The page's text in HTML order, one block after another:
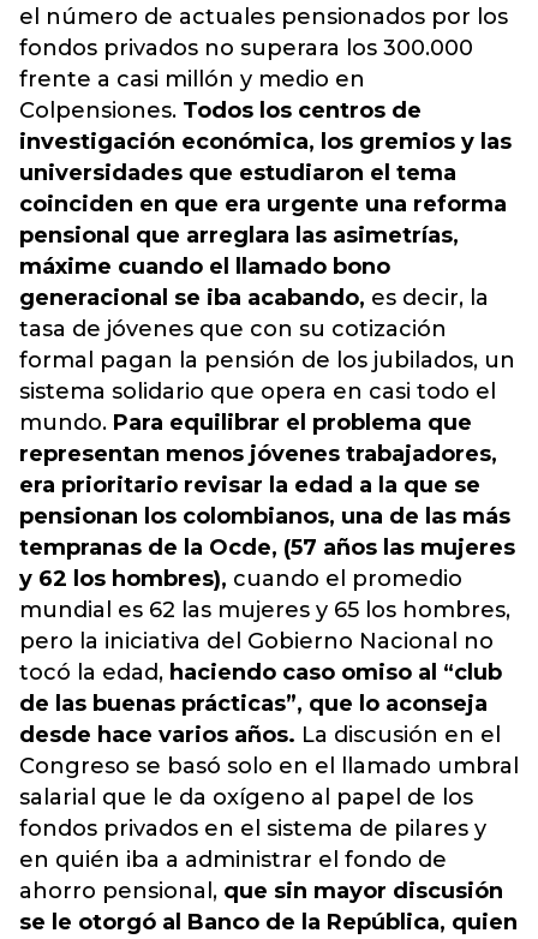
el número de actuales pensionados por los
fondos privados no superara los 300.000
frente a casi millón y medio en
Colpensiones. Todos los centros de
investigación económica, los gremios y las
universidades que estudiaron el tema
coinciden en que era urgente una reforma
pensional que arreglara las asimetrías,
máxime cuando el llamado bono
generacional se iba acabando, es decir, la
tasa de jóvenes que con su cotización
formal pagan la pensión de los jubilados, un
sistema solidario que opera en casi todo el
mundo. Para equilibrar el problema que
representan menos jóvenes trabajadores,
era prioritario revisar la edad a la que se
pensionan los colombianos, una de las más
tempranas de la Ocde, (57 años las mujeres
y 62 los hombres), cuando el promedio
mundial es 62 las mujeres y 65 los hombres,
pero la iniciativa del Gobierno Nacional no
tocó la edad, haciendo caso omiso al “club
de las buenas prácticas”, que lo aconseja
desde hace varios años. La discusión en el
Congreso se basó solo en el llamado umbral
salarial que le da oxígeno al papel de los
fondos privados en el sistema de pilares y
en quién iba a administrar el fondo de
ahorro pensional, que sin mayor discusión
se le otorgó al Banco de la República, quien